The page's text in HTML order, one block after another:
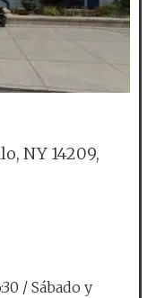
NY 14209,
/ Sábado y